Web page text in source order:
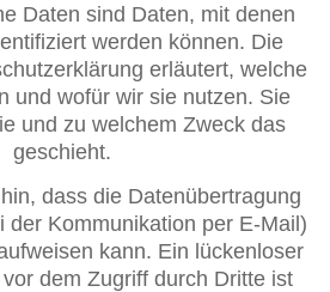
Daten sind Daten, mit denen
werden können. Die
erläutert, welche
und wofür wir sie nutzen. Sie
und zu welchem Zweck das
geschieht.
dass die Datenübertragung
der Kommunikation per E-Mail)
kann. Ein lückenloser
dem Zugriff durch Dritte ist